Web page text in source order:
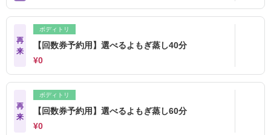
再
来
ボディトリ
【回数券予約用】選べるよもぎ蒸し40分
¥0
再
来
ボディトリ
【回数券予約用】選べるよもぎ蒸し60分
¥0